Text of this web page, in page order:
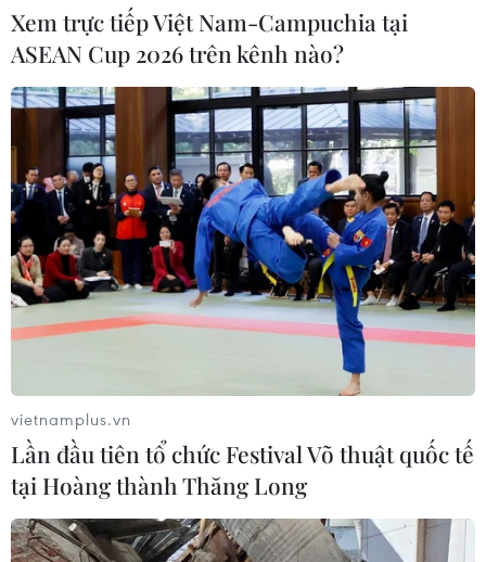
Xem trực tiếp Việt Nam-Campuchia tại
ASEAN Cup 2026 trên kênh nào?
vietnamplus.vn
Lần đầu tiên tổ chức Festival Võ thuật quốc tế
tại Hoàng thành Thăng Long